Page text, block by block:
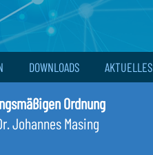
DOWNLOADS AKTUELLES
Ordnung
Johannes Masing